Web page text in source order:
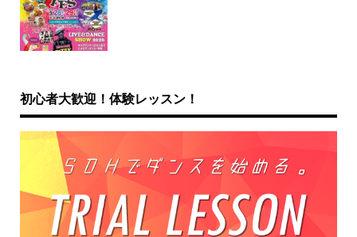
初心者大歓迎！体験レッスン！